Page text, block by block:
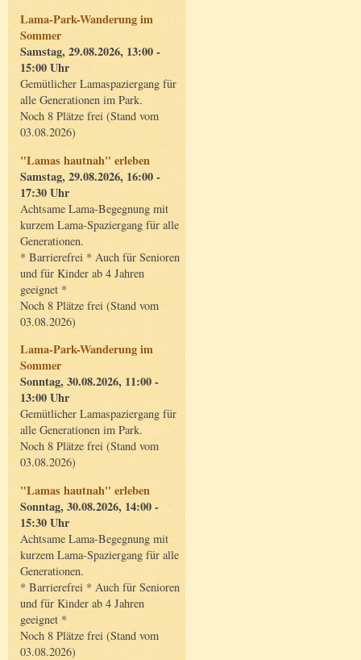
Lama-Park-Wanderung im
Sommer
Samstag, 29.08.2026, 13:00 -
15:00 Uhr
Gemütlicher Lamaspaziergang für
alle Generationen im Park.
Noch 8 Plätze frei (Stand vom
03.08.2026)
"Lamas hautnah" erleben
Samstag, 29.08.2026, 16:00 -
17:30 Uhr
Achtsame Lama-Begegnung mit
kurzem Lama-Spaziergang für alle
Generationen.
* Barrierefrei * Auch für Senioren
und für Kinder ab 4 Jahren
geeignet *
Noch 8 Plätze frei (Stand vom
03.08.2026)
Lama-Park-Wanderung im
Sommer
Sonntag, 30.08.2026, 11:00 -
13:00 Uhr
Gemütlicher Lamaspaziergang für
alle Generationen im Park.
Noch 8 Plätze frei (Stand vom
03.08.2026)
"Lamas hautnah" erleben
Sonntag, 30.08.2026, 14:00 -
15:30 Uhr
Achtsame Lama-Begegnung mit
kurzem Lama-Spaziergang für alle
Generationen.
* Barrierefrei * Auch für Senioren
und für Kinder ab 4 Jahren
geeignet *
Noch 8 Plätze frei (Stand vom
03.08.2026)